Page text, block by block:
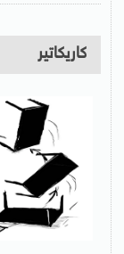
كاريكاتير